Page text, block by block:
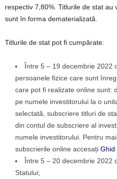
respectiv 7,80%. Titlurile de stat au
sunt în forma dematerializată.
Titlurile de stat pot fi cumpărate:
Între 5 – 19 decembrie 2022
persoanele fizice care sunt
care pot fi realizate online sunt:
pe numele investitorului la o
selectată, subscriere titluri de
din contul de subscriere al
numele investitorului. Pentru
subscrierile online accesați Ghid
Între 5 – 20 decembrie 2022
Statului;